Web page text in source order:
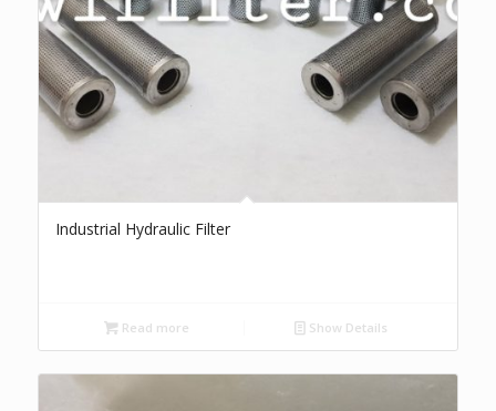
Industrial Hydraulic Filter
Read more Show Details